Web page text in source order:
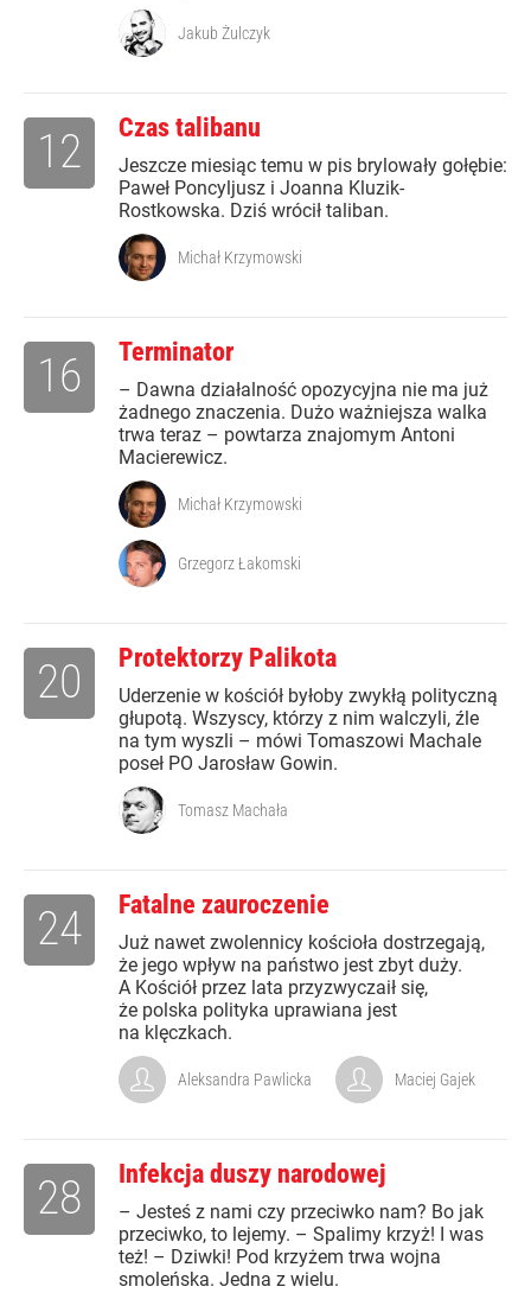
Jakub Żulczyk
Czas talibanu
Jeszcze miesiąc temu w pis brylowały gołębie:
Paweł Poncyljusz i Joanna Kluzik-
Rostkowska. Dziś wrócił taliban.
12
Michał Krzymowski
Terminator
– Dawna działalność opozycyjna nie ma już
żadnego znaczenia. Dużo ważniejsza walka
trwa teraz – powtarza znajomym Antoni
Macierewicz.
16
Michał Krzymowski
Grzegorz Łakomski
Protektorzy Palikota
Uderzenie w kościół byłoby zwykłą polityczną
głupotą. Wszyscy, którzy z nim walczyli, źle
na tym wyszli – mówi Tomaszowi Machale
poseł PO Jarosław Gowin.
20
Tomasz Machała
Fatalne zauroczenie
Już nawet zwolennicy kościoła dostrzegają,
że jego wpływ na państwo jest zbyt duży.
A Kościół przez lata przyzwyczaił się,
że polska polityka uprawiana jest
na klęczkach.
24
Aleksandra Pawlicka Maciej Gajek
Infekcja duszy narodowej
– Jesteś z nami czy przeciwko nam? Bo jak
przeciwko, to lejemy. – Spalimy krzyż! I was
też! – Dziwki! Pod krzyżem trwa wojna
smoleńska. Jedna z wielu.
28